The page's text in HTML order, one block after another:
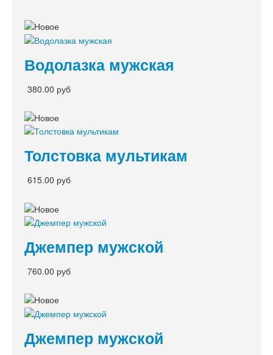
Водолазка мужская
380.00 руб
Толстовка мультикам
615.00 руб
Джемпер мужской
760.00 руб
Джемпер мужской